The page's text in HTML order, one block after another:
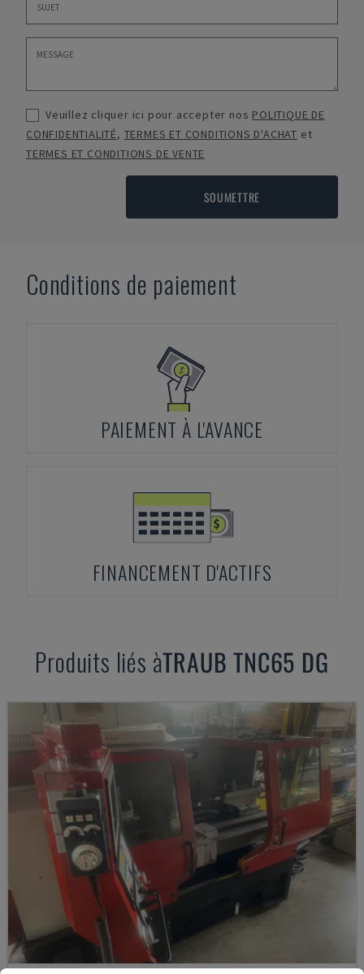
Veuillez cliquer ici pour accepter nos POLITIQUE DE
CONFIDENTIALITÉ, TERMES ET CONDITIONS D'ACHAT et
TERMES ET CONDITIONS DE VENTE
SOUMETTRE
Conditions de paiement
PAIEMENT À L'AVANCE
FINANCEMENT D'ACTIFS
Produits liés àTRAUB TNC65 DG